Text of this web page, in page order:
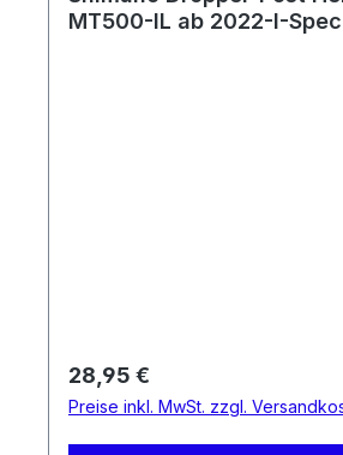
MT500-IL ab 2022-I-
Regulärer Preis:
28,95 €
Preise inkl. MwSt. zzgl.